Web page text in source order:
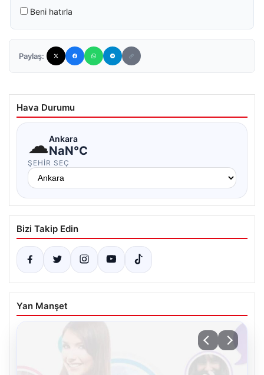
Beni hatırla
Paylaş:
Hava Durumu
☁Ankara
NaN°C
ŞEHIR SEÇ
Bizi Takip Edin
Yan Manşet